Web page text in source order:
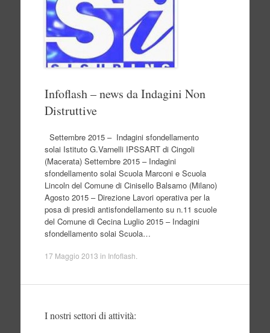
Infoflash – news da Indagini Non
Distruttive
Settembre 2015 – Indagini sfondellamento
solai Istituto G.Varnelli IPSSART di Cingoli
(Macerata) Settembre 2015 – Indagini
sfondellamento solai Scuola Marconi e Scuola
Lincoln del Comune di Cinisello Balsamo (Milano)
Agosto 2015 – Direzione Lavori operativa per la
posa di presidi antisfondellamento su n.11 scuole
del Comune di Cecina Luglio 2015 – Indagini
sfondellamento solai Scuola…
17 Maggio 2013 in Infoflash
I nostri settori di attività: